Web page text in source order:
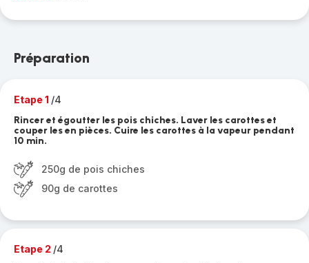
Préparation
Etape 1 /4
Rincer et égoutter les pois chiches. Laver les carottes et
couper les en pièces. Cuire les carottes à la vapeur pendant
10 min.
250g de pois chiches
90g de carottes
Etape 2 /4